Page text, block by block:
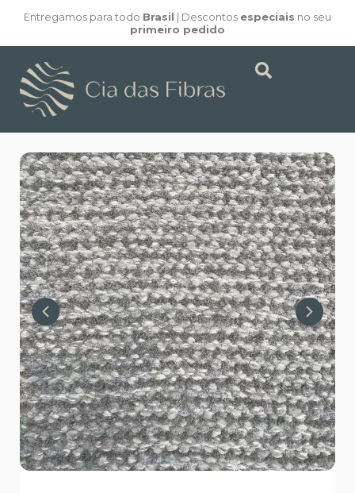
Entregamos para todo Brasil | Descontos especiais no seu
primeiro pedido